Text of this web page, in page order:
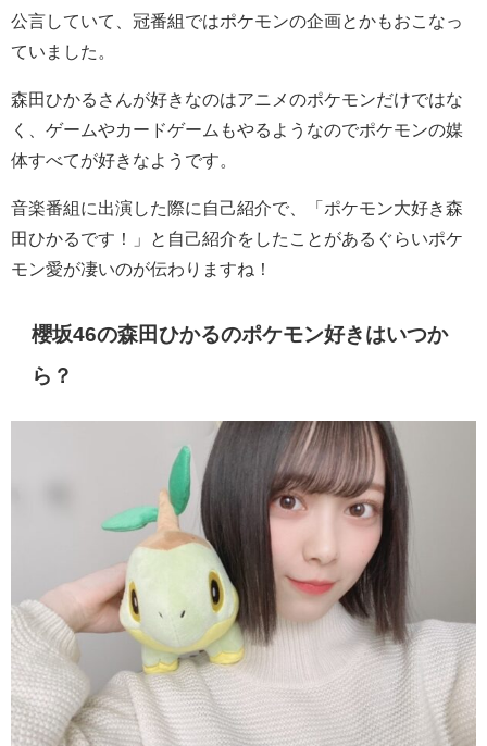
公言していて、冠番組ではポケモンの企画とかもおこなっ
ていました。
森田ひかるさんが好きなのはアニメのポケモンだけではな
く、ゲームやカードゲームもやるようなのでポケモンの媒
体すべてが好きなようです。
音楽番組に出演した際に自己紹介で、「ポケモン大好き森
田ひかるです！」と自己紹介をしたことがあるぐらいポケ
モン愛が凄いのが伝わりますね！
櫻坂46の森田ひかるのポケモン好きはいつか
ら？